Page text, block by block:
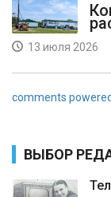
13 июля 2026
comments
ВЫБОР